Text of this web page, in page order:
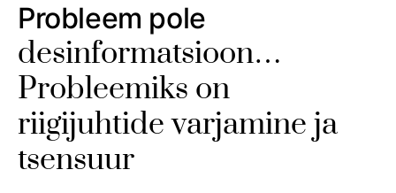
Probleem pole
desinformatsioon…
Probleemiks on
riigijuhtide varjamine ja
tsensuur